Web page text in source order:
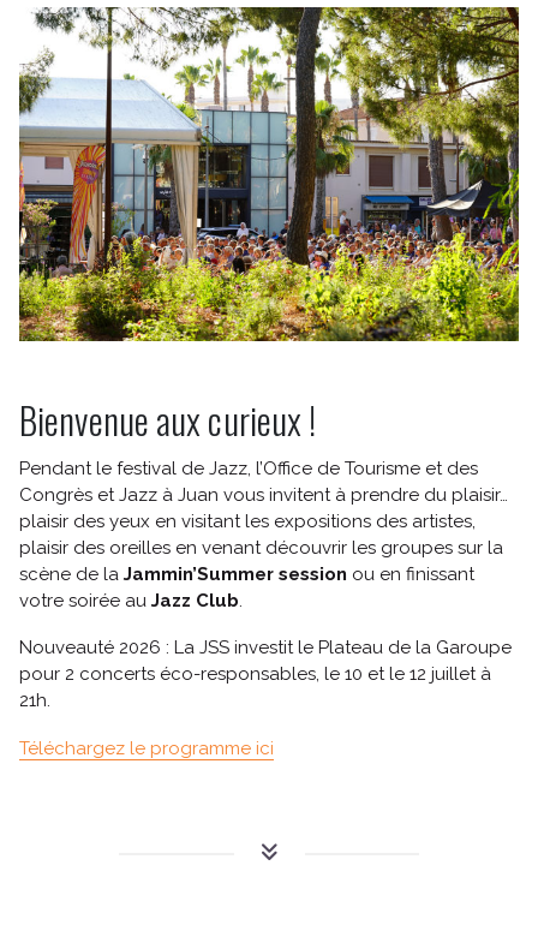
Bienvenue aux curieux !
Pendant le festival de Jazz, l’Office de Tourisme et des
Congrès et Jazz à Juan vous invitent à prendre du plaisir…
plaisir des yeux en visitant les expositions des artistes,
plaisir des oreilles en venant découvrir les groupes sur la
scène de la Jammin’Summer session ou en finissant
votre soirée au Jazz Club
Nouveauté 2026 : La JSS investit le Plateau de la Garoupe
pour 2 concerts éco-responsables, le 10 et le 12 juillet à
21h.
Téléchargez le programme ici
INFOS BILLETTERIE
COMMENT VENIR ?
SE RESTAURER ET DORMIR
UN MOT SUR LA SÉCURITÉ